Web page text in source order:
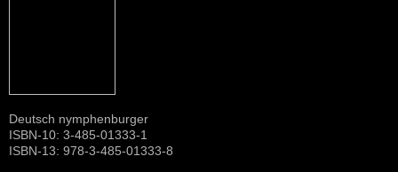
Deutsch nymphenburger
ISBN-10: 3-485-01333-1
ISBN-13: 978-3-485-01333-8